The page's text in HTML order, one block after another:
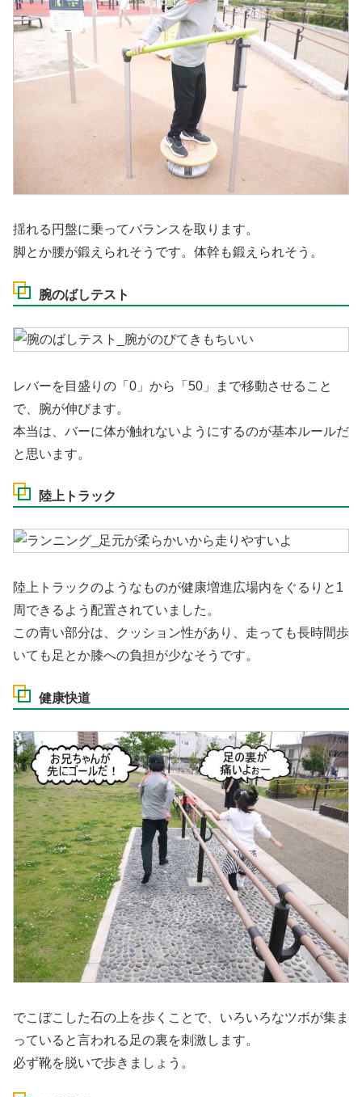
揺れる円盤に乗ってバランスを取ります。
脚とか腰が鍛えられそうです。体幹も鍛えられそう。
腕のばしテスト
レバーを目盛りの「0」から「50」まで移動させること
で、腕が伸びます。
本当は、バーに体が触れないようにするのが基本ルールだ
と思います。
陸上トラック
陸上トラックのようなものが健康増進広場内をぐるりと1
周できるよう配置されていました。
この青い部分は、クッション性があり、走っても長時間歩
いても足とか膝への負担が少なそうです。
健康快道
でこぼこした石の上を歩くことで、いろいろなツボが集ま
っていると言われる足の裏を刺激します。
必ず靴を脱いで歩きましょう。